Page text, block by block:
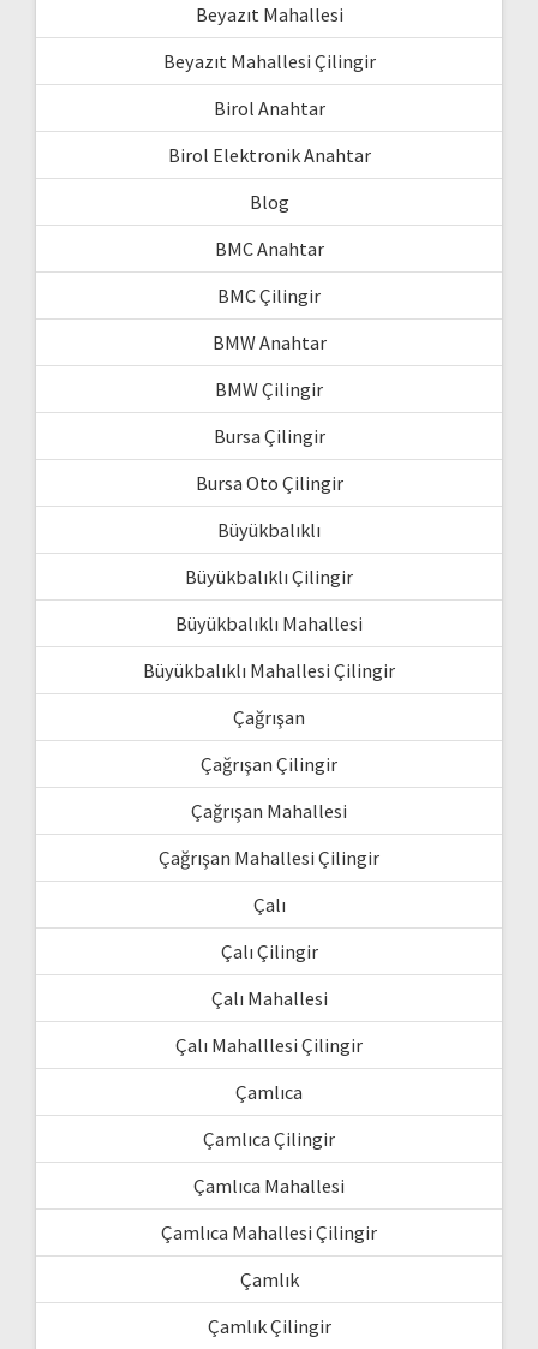
Beyazıt Mahallesi
Beyazıt Mahallesi Çilingir
Birol Anahtar
Birol Elektronik Anahtar
Blog
BMC Anahtar
BMC Çilingir
BMW Anahtar
BMW Çilingir
Bursa Çilingir
Bursa Oto Çilingir
Büyükbalıklı
Büyükbalıklı Çilingir
Büyükbalıklı Mahallesi
Büyükbalıklı Mahallesi Çilingir
Çağrışan
Çağrışan Çilingir
Çağrışan Mahallesi
Çağrışan Mahallesi Çilingir
Çalı
Çalı Çilingir
Çalı Mahallesi
Çalı Mahalllesi Çilingir
Çamlıca
Çamlıca Çilingir
Çamlıca Mahallesi
Çamlıca Mahallesi Çilingir
Çamlık
Çamlık Çilingir